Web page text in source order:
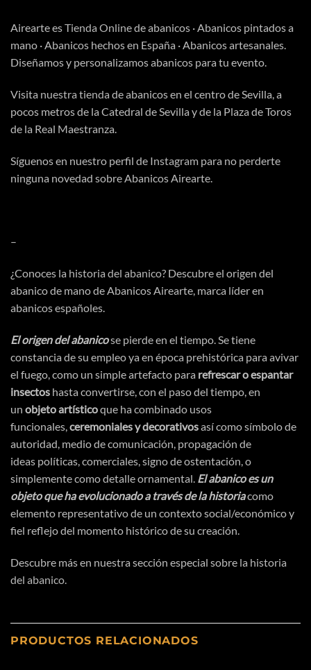
Airearte esTienda Onlinede abanicos · Abanicos pintados a
mano · Abanicos hechos en España · Abanicos artesanales.
Diseñamos y personalizamos abanicos para tu evento.
Visita nuestra tienda de abanicos en el centro de Sevilla, a
pocos metros de la Catedral de Sevilla y de la Plaza de Toros
de la Real Maestranza.
Síguenos en nuestro perfil de Instagram para no perderte
ninguna novedad sobre Abanicos Airearte.
–
¿Conoces la historia del abanico? Descubre el origen del
abanico de mano de Abanicos Airearte, marca líder en
abanicos españoles.
El origen del abanicose pierde en el tiempo. Se tiene
constancia de su empleo ya en época prehistórica para avivar
el fuego, como un simple artefacto para refrescar o espantar
insectos hasta convertirse, con el paso del tiempo, en
un objetoartísticoque ha combinado usos
funcionales, ceremoniales y decorativosasí comosímbolode
autoridad, medio decomunicación propagación de
ideas políticas , comerciales, signo deostentación , o
simplemente como detalle ornamental. El abanico es un
objeto que ha evolucionado atravésde la historiacomo
elemento representativo de un contexto social/económicoy
fiel reflejo del momento históricode su creación
Descubre más en nuestra sección especial sobre la historia
del abanico.
PRODUCTOS RELACIONADOS